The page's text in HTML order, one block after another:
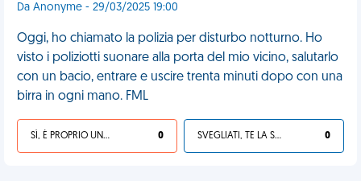
Da Anonyme - 29/03/2025 19:00
Oggi, ho chiamato la polizia per disturbo notturno. Ho
visto i poliziotti suonare alla porta del mio vicino, salutarlo
con un bacio, entrare e uscire trenta minuti dopo con una
birra in ogni mano. FML
SÌ, È PROPRIO UNA VDM! 0 SVEGLIATI, TE LA SEI CERCATA! 0